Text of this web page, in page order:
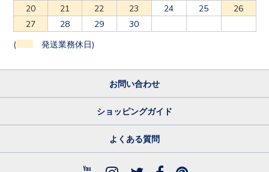
20
21 22 23 24 25
26
27
28 29 30
( 発送業務休日)
お問い合わせ
ショッピングガイド
よくある質問